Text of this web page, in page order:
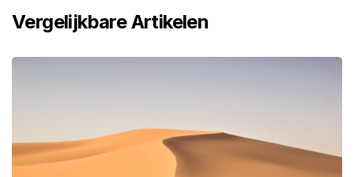
Vergelijkbare Artikelen